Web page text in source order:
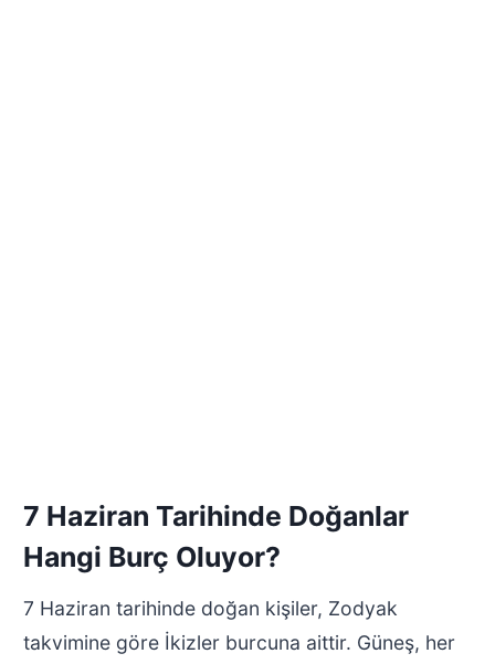
7 Haziran Tarihinde Doğanlar
Hangi Burç Oluyor?
7 Haziran tarihinde doğan kişiler, Zodyak
takvimine göre İkizler burcuna aittir. Güneş, her